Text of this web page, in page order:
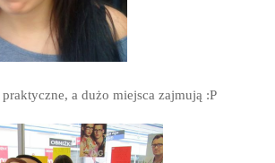
a dużo miejsca zajmują :P